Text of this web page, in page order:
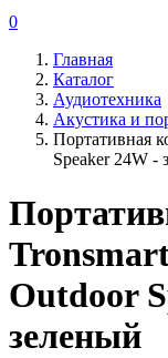
0
Главная
Каталог
Аудиотехника
Акустика и
Портативная
Speaker 24W -
Outdoor
зеленый